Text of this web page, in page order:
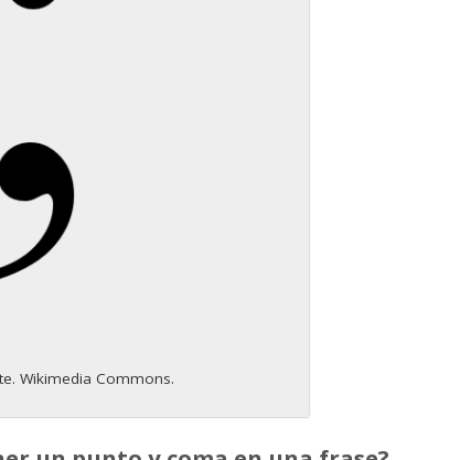
Wikimedia Commons.